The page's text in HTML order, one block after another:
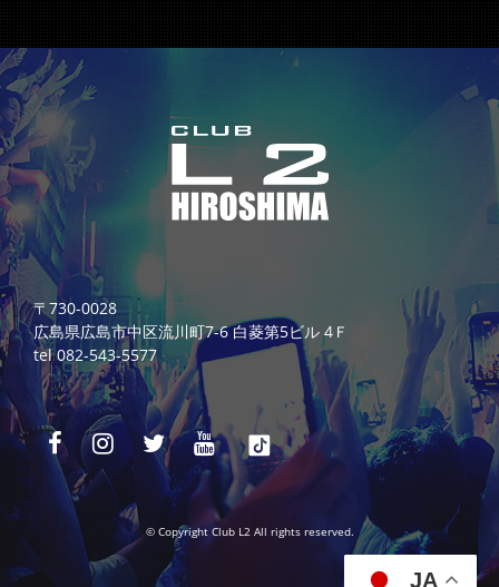
〒730-0028
広島県広島市中区流川町7-6 白菱第5ビル 4Ｆ
tel 082-543-5577
© Copyright Club L2 All rights reserved.
JA